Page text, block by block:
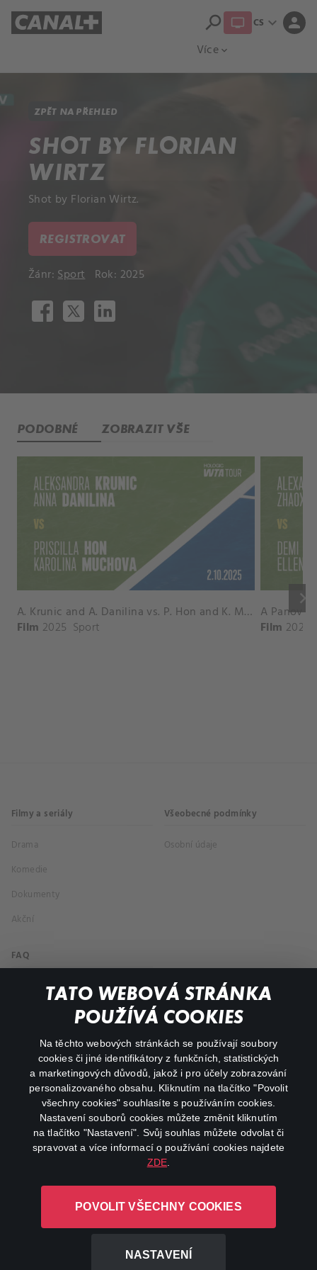
TATO WEBOVÁ STRÁNKA
POUŽÍVÁ COOKIES
Na těchto webových stránkách se používají soubory
cookies či jiné identifikátory z funkčních, statistických
a marketingových důvodů, jakož i pro účely zobrazování
personalizovaného obsahu. Kliknutím na tlačítko "Povolit
všechny cookies" souhlasíte s používáním cookies.
Nastavení souborů cookies můžete změnit kliknutím
na tlačítko "Nastavení". Svůj souhlas můžete odvolat či
spravovat a více informací o používání cookies najdete
ZDE
POVOLIT VŠECHNY COOKIES
NASTAVENÍ
Více expand_more
search CS expand_more person
ZPĚT NA PŘEHLED
SHOT BY FLORIAN
WIRTZ
Shot by Florian Wirtz.
REGISTROVAT
Žánr:Sport Rok: 2025
PODOBNÉ ZOBRAZIT VŠE
keyboard_arrow_right
A. Krunic and A. Danilina vs. P. Hon and K. Muchova Match Highlights - BEIJING_Capital Group Diamond ( October 02, 2025)
Film 2025 Sport Film 2026
Filmy a seriály
Drama
Komedie
Dokumenty
Akční
Všeobecné podmínky
Osobní údaje
FAQ
Můj účet
Důležité odkazy
facebookinstagram
youtube
L-1246 Luxembourg R.C.S.